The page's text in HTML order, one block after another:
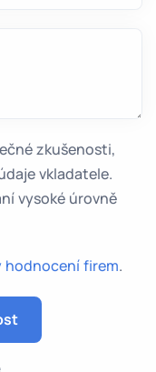
zkušenosti,
vkladatele.
vysoké úrovně
hodnocení firem.